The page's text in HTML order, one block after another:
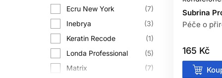
Oplachovací kondicionér je určený k
podle potřeby jednou za několik
Oplachovací produkt nenechávejte
vlasy zatížit.
Ecru New York
7
Inebrya
3
Keratin Recode
1
Londa Professional
5
Matrix
7
Subrina
Péče o
165 Kč